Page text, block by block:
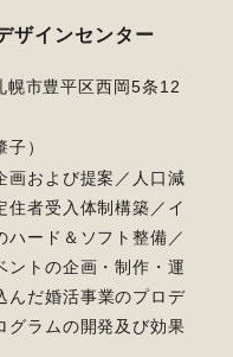
ザインセンター
市豊平区西岡5条12
）
画および提案／人口減
住者受入体制構築／ イ
ハード＆ソフト整備／
ントの企画・制作・運
んだ婚活事業のプロデ
グラムの開発及び効果